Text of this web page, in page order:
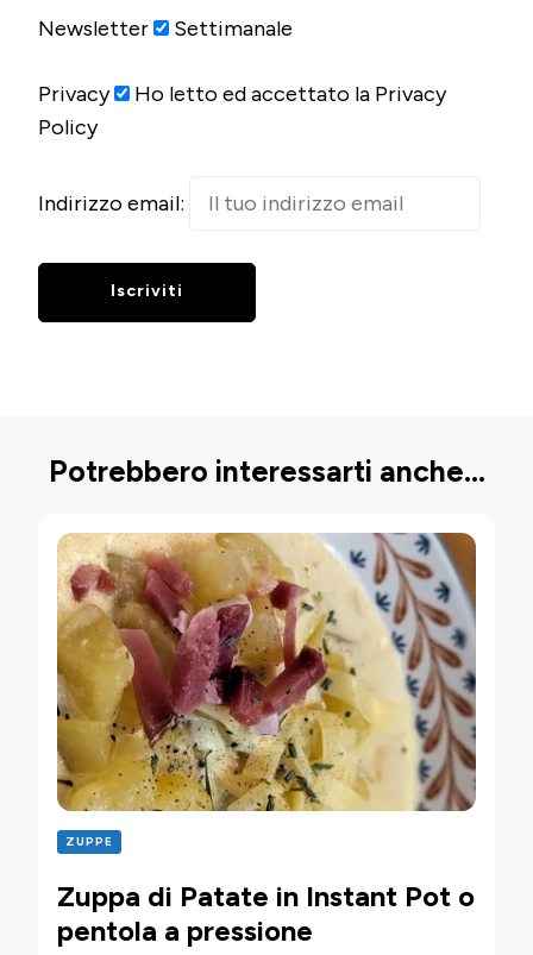
Newsletter Settimanale
Privacy
Ho letto ed accettato la Privacy
Policy
Indirizzo email:
Potrebbero interessarti anche...
ZUPPE
Zuppa di Patate in Instant Pot o
pentola a pressione